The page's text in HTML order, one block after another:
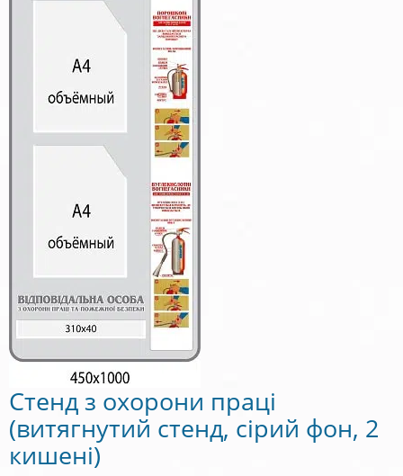
Стенд з охорони праці
(витягнутий стенд, сірий фон, 2
кишені)